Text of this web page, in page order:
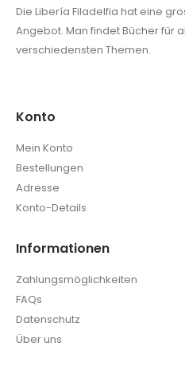
Die Libería Filadelfia hat eine
Angebot. Man findet Bücher für
verschiedensten Themen.
Konto
Mein Konto
Bestellungen
Adresse
Konto-Details
Informationen
Zahlungsmöglichkeiten
FAQs
Datenschutz
Über uns